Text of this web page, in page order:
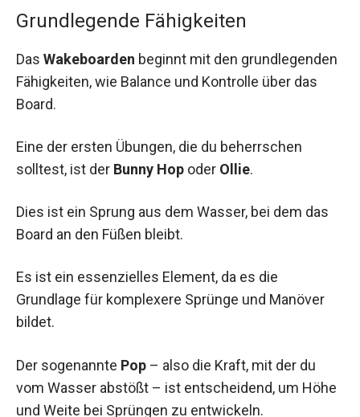
Grundlegende Fähigkeiten
Das Wakeboarden beginnt mit den grundlegenden
Fähigkeiten, wie Balance und Kontrolle über das
Board.
Eine der ersten Übungen, die du beherrschen
solltest, ist der Bunny Hop oder Ollie.
Dies ist ein Sprung aus dem Wasser, bei dem das
Board an den Füßen bleibt.
Es ist ein essenzielles Element, da es die
Grundlage für komplexere Sprünge und Manöver
bildet.
Der sogenannte Pop – also die Kraft, mit der du
vom Wasser abstößt – ist entscheidend, um Höhe
und Weite bei Sprüngen zu entwickeln.